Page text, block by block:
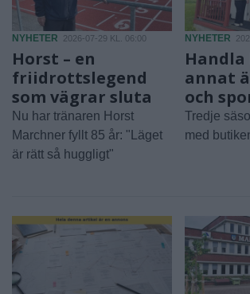
NYHETER 2026-07-29 KL. 06:00
Horst – en
friidrottslegend
som vägrar sluta
Nu har tränaren Horst
Marchner fyllt 85 år: "Läget
är rätt så huggligt"
NYHETER
annat
och
Tredje
med